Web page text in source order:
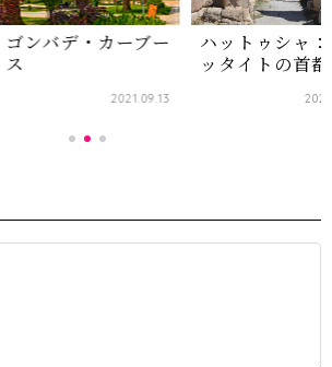
ゴンバデ・カーブー
ス
2021.09.13
ハットゥシャ
ッタイトの首都